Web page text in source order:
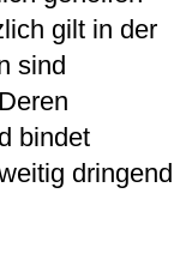
gilt in der
sind
bindet
dringend